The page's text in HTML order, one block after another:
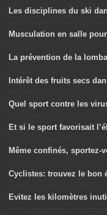
Les disciplines du ski
Musculation en salle
La prévention de la
Intérêt des fruits secs
Quel sport contre les
Et si le sport favorisait
Même confinés, sportez-
Cyclistes: trouvez le bon
Evitez les kilomètres